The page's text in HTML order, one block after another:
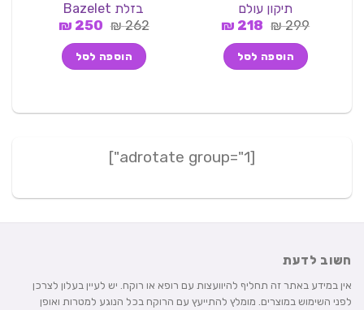
מתוך 5
תיקון עולם
299
₪ המחיר
היה:
299 ₪.
218
₪המחיר
הוא:
218 ₪.
הוספה לסל
1.00
מתוך
בזלת Bazelet
262
₪ המחיר
היה:
262 ₪.
250
₪המחיר
הוא:
250 ₪.
הוספה לסל
חשוב לדעת
אין במידע באתר זה תחליף להיוועצות עם רופא או רוקח. יש לעיין בעלון לצרכן
לפני השימוש במוצרים. מומלץ להתייעץ עם הרוקח בכל הנוגע למטרות ואופן